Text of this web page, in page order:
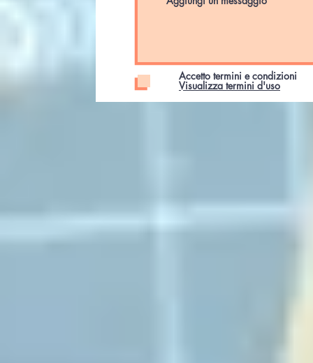
Accetto termini e condizioni
Visualizza termini d'uso